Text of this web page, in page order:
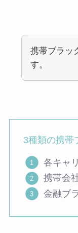
携帯ブラッ
す。
3種類の携帯
各キャ
携帯会
金融ブ